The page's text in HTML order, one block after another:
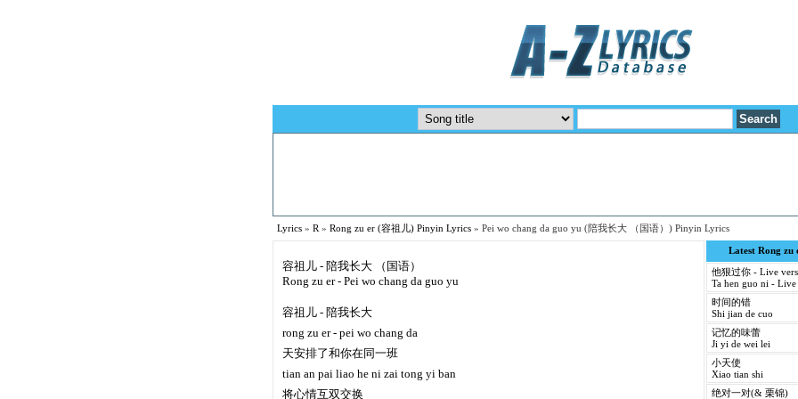
Lyrics » R » Rong zu er (容祖儿) Pinyin Lyrics » Pei wo chang da guo yu (陪我长大 （国语）) Pinyin Lyrics
容祖儿 - 陪我长大 （国语）
Rong zu er - Pei wo chang da guo yu
容祖儿 - 陪我长大
rong zu er - pei wo chang da
天安排了和你在同一班
tian an pai liao he ni zai tong yi ban
将心情互双交换
Latest Rong zu
他狠过你 - Live
Ta hen guo ni - Live
时间的错
Shi jian de cuo
记忆的味蕾
Ji yi de wei lei
小天使
Xiao tian shi
绝对一对(& 栗锦)